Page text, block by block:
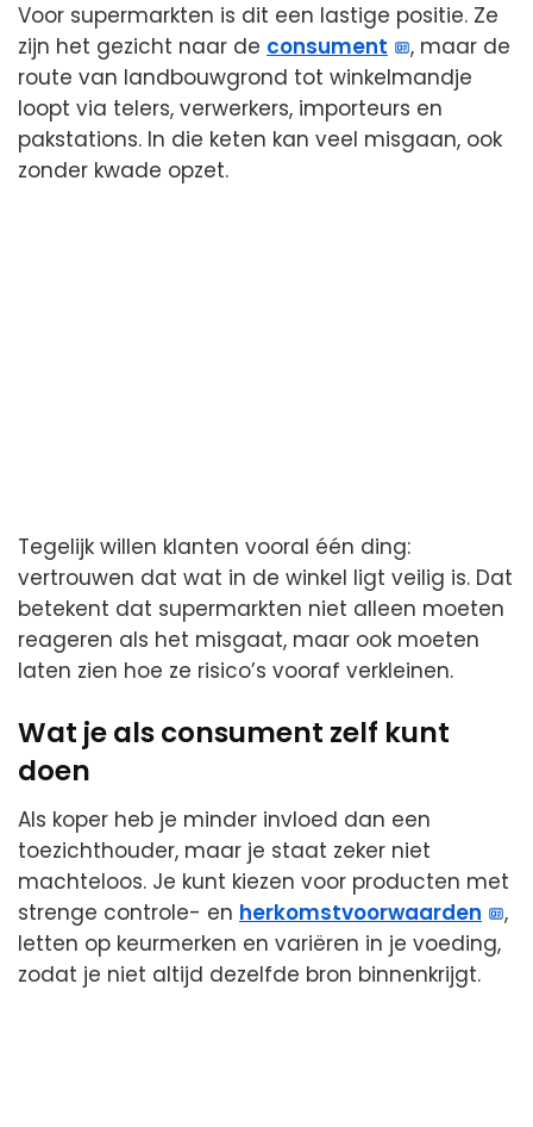
Voor supermarkten is dit een lastige positie. Ze
zijn het gezicht naar de consument
, maar de
route van landbouwgrond tot winkelmandje
loopt via telers, verwerkers, importeurs en
pakstations. In die keten kan veel misgaan, ook
zonder kwade opzet.
Tegelijk willen klanten vooral één ding:
vertrouwen dat wat in de winkel ligt veilig is. Dat
betekent dat supermarkten niet alleen moeten
reageren als het misgaat, maar ook moeten
laten zien hoe ze risico’s vooraf verkleinen.
Wat je als consument zelf kunt
doen
Als koper heb je minder invloed dan een
toezichthouder, maar je staat zeker niet
machteloos. Je kunt kiezen voor producten met
strenge controle- en herkomstvoorwaarden
,
letten op keurmerken en variëren in je voeding,
zodat je niet altijd dezelfde bron binnenkrijgt.